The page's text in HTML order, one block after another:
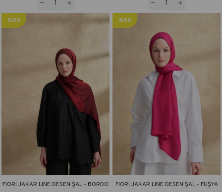
FIORI JAKAR LINE DESEN ŞAL - BORDO
%50
FIORI JAKAR LINE DESEN ŞAL - FUŞYA
%50